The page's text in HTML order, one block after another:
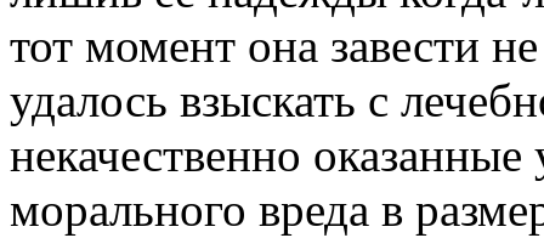
тот момент она завести
удалось взыскать с
некачественно
морального вреда в